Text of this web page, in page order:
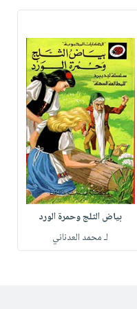
بياض الثلج وحمرة الورد
لـ محمد العدناني